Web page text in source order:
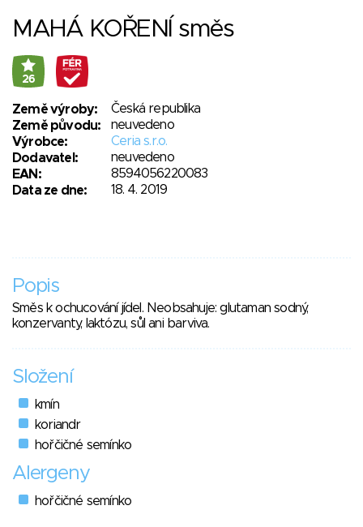
MAHÁ KOŘENÍ směs
26
Země výroby:
Česká republika
Země původu:
neuvedeno
Výrobce:
Ceria s.r.o.
Dodavatel:
neuvedeno
EAN:
8594056220083
Data ze dne:
18. 4. 2019
Popis
Směs k ochucování jídel. Neobsahuje: glutaman sodný,
konzervanty, laktózu, sůl ani barviva.
Složení
kmín
koriandr
hořčičné semínko
Alergeny
hořčičné semínko